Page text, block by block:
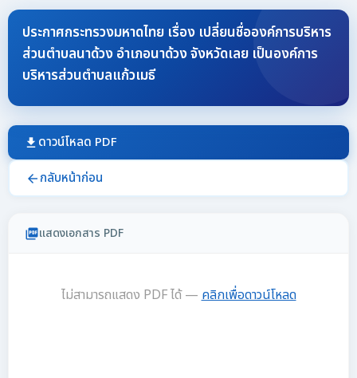
ประกาศกระทรวงมหาดไทย เรื่อง เปลี่ยนชื่อองค์การบริหาร
ส่วนตำบลนาด้วง อำเภอนาด้วง จังหวัดเลย เป็นองค์การ
บริหารส่วนตำบลแก้วเมธี
download ดาวน์โหลด PDF
arrow_back กลับหน้าก่อน
picture_as_pdfแสดงเอกสาร PDF
ไม่สามารถแสดง PDF ได้ —คลิกเพื่อดาวน์โหลด